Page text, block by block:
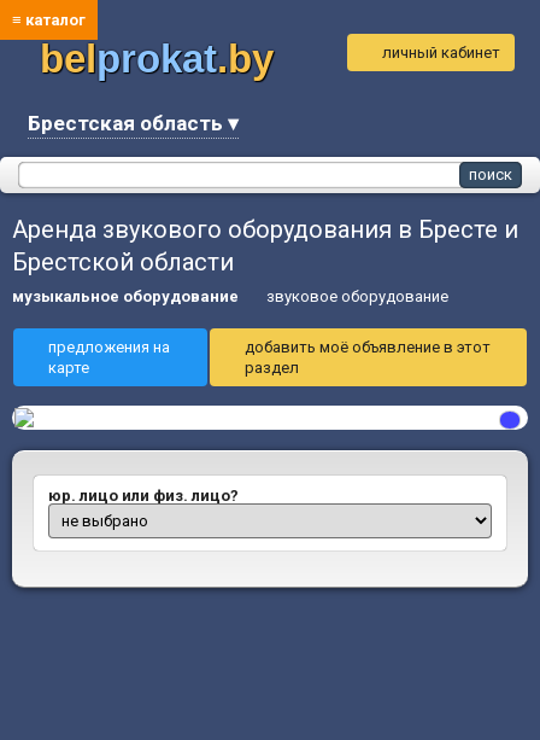
≡ каталог
belprokat.by
Брестская область ▾
личный кабинет
Аренда звукового оборудования в Бресте и
Брестской области
музыкальное оборудование звуковое оборудование
предложения на
карте
добавить моё объявление в этот
раздел
юр. лицо или физ. лицо?